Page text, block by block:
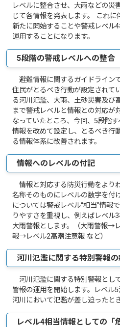
レベルに整合させ、大雨などの災
じて各情報を発表します。 これ
新たに開始することや警戒レベル
運用することになります。
5段階の警戒レベルへの整合
避難情報に関するガイドライン
住民がとるべき行動が設定されて
る河川氾濫、大雨、土砂災害及び
まで警戒レベルと情報との対応が
なっていたところ、今回、5段階
情報を改めて設定し、とるべき行
る情報体系に改善されます。
情報へのレベルの付記
情報と対応する防災行動をより
名称そのものにレベルの数字を付
については警戒レベル“相当”情報
りやすさを重視し、例えばレベル
大雨警報とします。（大雨警報→
報→レベル2高潮注意報 など）
河川氾濫に関する特別警報
河川氾濫に関する特別警報とし
警報の運用を開始します。レベル
河川において氾濫が差し迫ったと
レベル4相当情報としての「